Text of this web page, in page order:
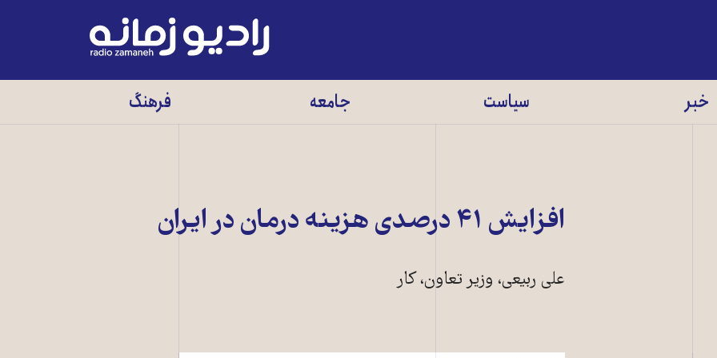
رادیو
زمانه
خبر سیاست جامعه فرهنگ
افزايش ۴۱ درصدی هزينه درمان در ايران
علی ربيعی، وزير تعاون، کار